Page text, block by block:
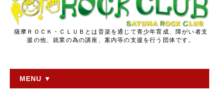
薩摩ＲＯＣＫ・ＣＬＵＢとは音楽を通じて青少年育成、障がい者支
援の他、就業の為の講座、案内等の支援を行う団体です。
MENU ▼